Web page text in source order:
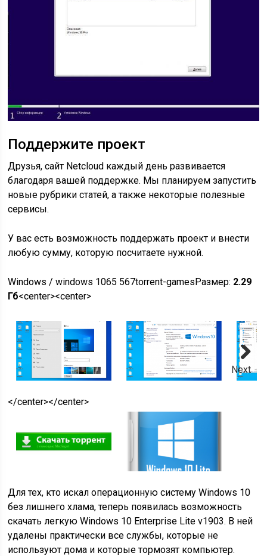
Поддержите проект
Друзья, сайт Netcloud каждый день развивается
благодаря вашей поддержке. Мы планируем запустить
новые рубрики статей, а также некоторые полезные
сервисы.
У вас есть возможность поддержать проект и внести
любую сумму, которую посчитаете нужной.
Windows / windows 1065 567torrent-gamesРазмер: 2.29
Гб<center><center>
Next
</center></center>
Для тех, кто искал операционную систему Windows 10
без лишнего хлама, теперь появилась возможность
скачать легкую Windows 10 Enterprise Lite v1903. В ней
удалены практически все службы, которые не
используют дома и которые тормозят компьютер.